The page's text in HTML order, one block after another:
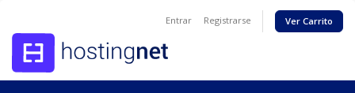
Entrar Registrarse Ver Carrito